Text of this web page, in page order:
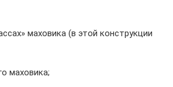
маховика (в этой конструкции
маховика;